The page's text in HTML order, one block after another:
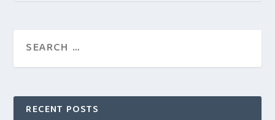
RECENT POSTS